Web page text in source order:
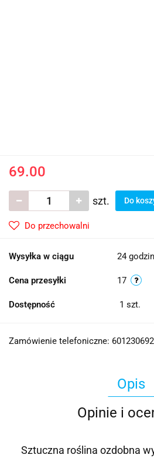
69.00
szt. Do
Do przechowalni
Wysyłka w ciągu 24
Cena przesyłki 17
Dostępność 1 szt.
Zamówienie telefoniczne: 601230692
Opis
Opinie i
Sztuczna roślina ozdobna